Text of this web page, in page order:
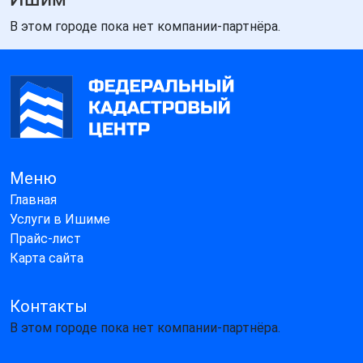
В этом городе пока нет компании-партнёра.
Меню
Главная
Услуги в Ишиме
Прайс-лист
Карта сайта
Контакты
В этом городе пока нет компании-партнёра.